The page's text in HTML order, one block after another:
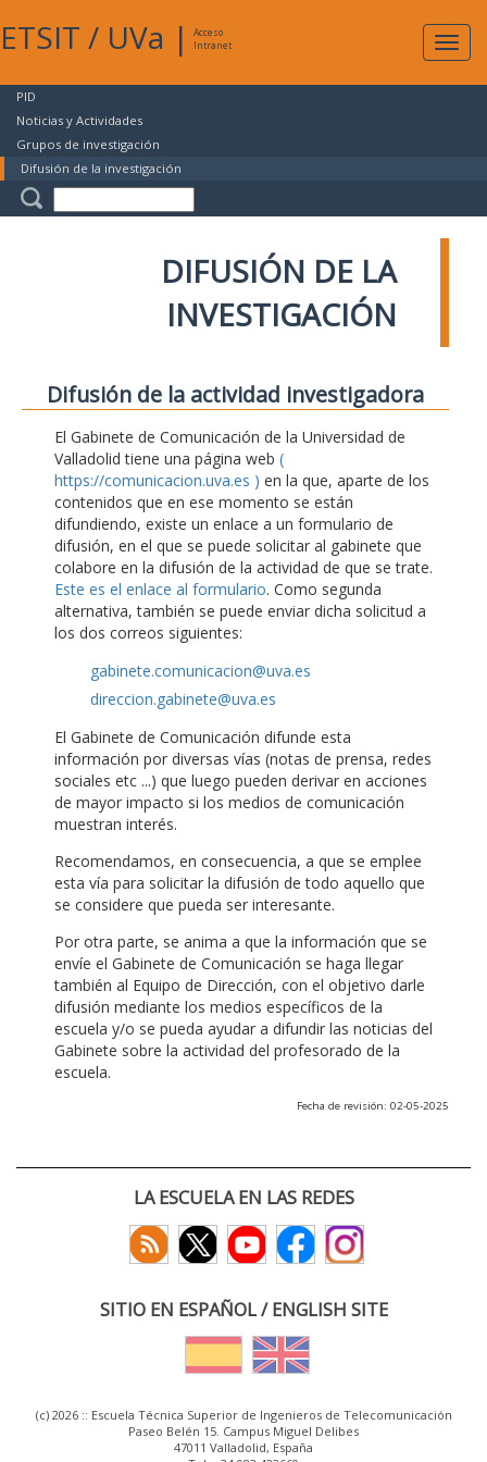
ETSIT / UVa |
Acceso
Intranet
PID
Noticias y Actividades
Grupos de investigación
Difusión de la investigación
DIFUSIÓN DE LA
INVESTIGACIÓN
Difusión de la actividad investigadora
El Gabinete de Comunicación de la Universidad de
Valladolid tiene una página web (
https://comunicacion.uva.es ) en la que, aparte de los
contenidos que en ese momento se están
difundiendo, existe un enlace a un formulario de
difusión, en el que se puede solicitar al gabinete que
colabore en la difusión de la actividad de que se trate.
Este es el enlace al formulario. Como segunda
alternativa, también se puede enviar dicha solicitud a
los dos correos siguientes:
gabinete.comunicacion@uva.es
direccion.gabinete@uva.es
El Gabinete de Comunicación difunde esta
información por diversas vías (notas de prensa, redes
sociales etc ...) que luego pueden derivar en acciones
de mayor impacto si los medios de comunicación
muestran interés.
Recomendamos, en consecuencia, a que se emplee
esta vía para solicitar la difusión de todo aquello que
se considere que pueda ser interesante.
Por otra parte, se anima a que la información que se
envíe el Gabinete de Comunicación se haga llegar
también al Equipo de Dirección, con el objetivo darle
difusión mediante los medios específicos de la
escuela y/o se pueda ayudar a difundir las noticias del
Gabinete sobre la actividad del profesorado de la
escuela.
Fecha de revisión: 02-05-2025
LA ESCUELA EN LAS REDES
SITIO EN ESPAÑOL / ENGLISH SITE
(c) 2026 :: Escuela Técnica Superior de Ingenieros de Telecomunicación
Paseo Belén 15. Campus Miguel Delibes
47011 Valladolid, España